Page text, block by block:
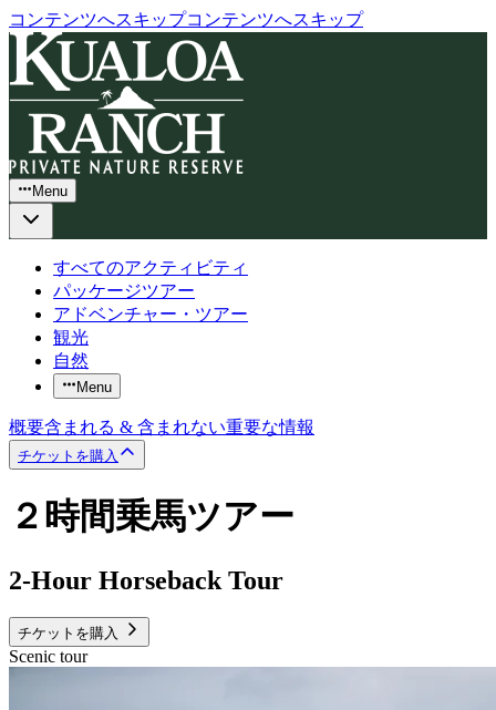
コンテンツへスキップコンテンツへスキップ
Menu
すべてのアクティビティ
パッケージツアー
アドベンチャー・ツアー
観光
自然
Menu
概要含まれる & 含まれない重要な情報
チケットを購入
２時間乗馬ツアー
2-Hour Horseback Tour
チケットを購入
Scenic tour